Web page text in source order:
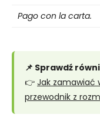
Pago con la carta.
📌 Sprawdź
👉 Jak zamawiać
przewodnik z